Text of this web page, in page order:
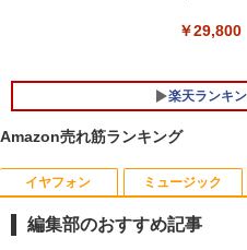
￥29,800
楽天ランキ
1 ルイジア
￥11,000
Amazon売れ筋ランキング
イヤフォン ミュージック
編集部のおすすめ記事